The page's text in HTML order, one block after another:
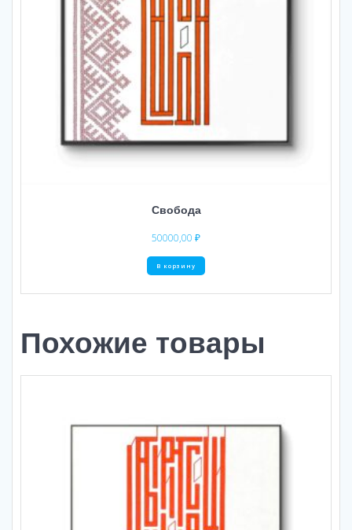
Свобода
50000,00 ₽
В корзину
Похожие товары